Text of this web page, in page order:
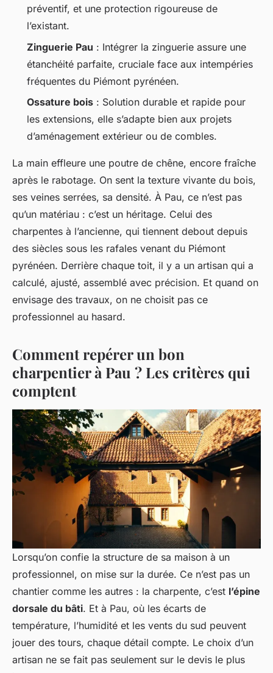
préventif, et une protection rigoureuse de
l’existant.
Zinguerie Pau : Intégrer la zinguerie assure une
étanchéité parfaite, cruciale face aux intempéries
fréquentes du Piémont pyrénéen.
Ossature bois : Solution durable et rapide pour
les extensions, elle s’adapte bien aux projets
d’aménagement extérieur ou de combles.
La main effleure une poutre de chêne, encore fraîche
après le rabotage. On sent la texture vivante du bois,
ses veines serrées, sa densité. À Pau, ce n’est pas
qu’un matériau : c’est un héritage. Celui des
charpentes à l’ancienne, qui tiennent debout depuis
des siècles sous les rafales venant du Piémont
pyrénéen. Derrière chaque toit, il y a un artisan qui a
calculé, ajusté, assemblé avec précision. Et quand on
envisage des travaux, on ne choisit pas ce
professionnel au hasard.
Comment repérer un bon
charpentier à Pau ? Les critères qui
comptent
Lorsqu’on confie la structure de sa maison à un
professionnel, on mise sur la durée. Ce n’est pas un
chantier comme les autres : la charpente, c’est l’épine
dorsale du bâti. Et à Pau, où les écarts de
température, l’humidité et les vents du sud peuvent
jouer des tours, chaque détail compte. Le choix d’un
artisan ne se fait pas seulement sur le devis le plus